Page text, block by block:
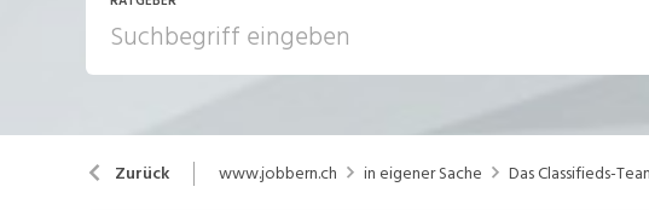
Arbeitsalltag Arbeitsrecht
Berufsbilder
Zurück www.jobbern.ch in eigener Sache Das Classifieds-